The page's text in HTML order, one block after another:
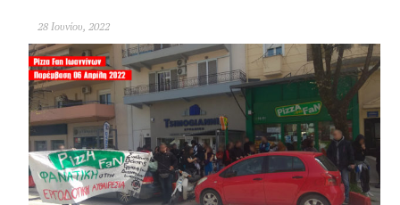
28 Ιουνίου, 2022